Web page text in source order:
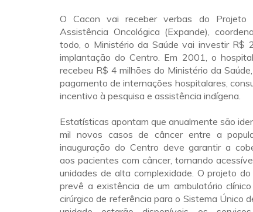
O Cacon vai receber verbas do Projeto
Assistência Oncológica (Expande),
todo, o Ministério da Saúde vai investir R$
implantação do Centro. Em 2001, o
recebeu R$ 4 milhões do Ministério da
pagamento de internações hospitalares,
incentivo à pesquisa e assistência indígena.
Estatísticas apontam que anualmente são
mil novos casos de câncer entre a
inauguração do Centro deve garantir a
aos pacientes com câncer, tornando
unidades de alta complexidade. O projeto
prevê a existência de um ambulatório
cirúrgico de referência para o Sistema Único